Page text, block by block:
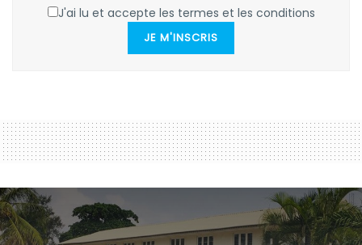
J'ai lu et accepte les termes et les conditions
JE M'INSCRIS